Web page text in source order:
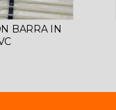
BARRA IN